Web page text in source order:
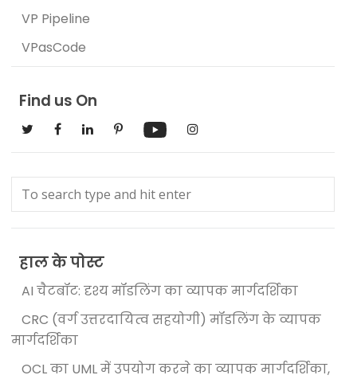
VP Pipeline
VPasCode
Find us On
हाल के पोस्ट
AI चैटबॉट: दृश्य मॉडलिंग का व्यापक मार्गदर्शिका
CRC (वर्ग उत्तरदायित्व सहयोगी) मॉडलिंग के व्यापक
मार्गदर्शिका
OCL का UML में उपयोग करने का व्यापक मार्गदर्शिका,